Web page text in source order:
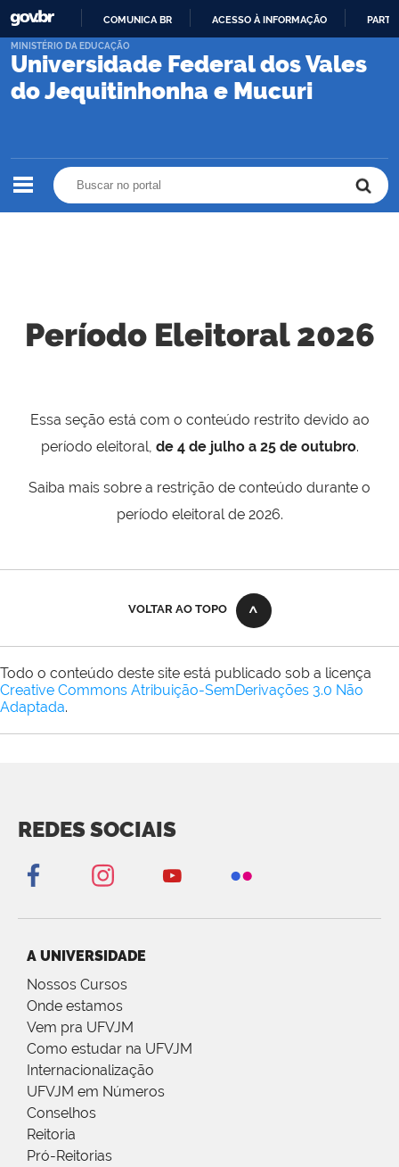
PARA
CONTEÚDO
COMUNICA BR ACESSO À INFORMAÇÃO
Universidade Federal dos Vales
do Jequitinhonha e Mucuri
MINISTÉRIO DA EDUCAÇÃO
Período Eleitoral 2026
Essa seção está com o conteúdo restrito devido ao
período eleitoral, de 4 de julho a 25 de outubro.
Saiba mais sobre a restrição de conteúdo durante o
período eleitoral de 2026.
VOLTAR AO TOPO
Todo o conteúdo deste site está publicado sob a licença
Creative Commons Atribuição-SemDerivações 3.0 Não
Adaptada.
REDES SOCIAIS
A UNIVERSIDADE
Nossos Cursos
Onde estamos
Vem pra UFVJM
Como estudar na UFVJM
Internacionalização
UFVJM em Números
Conselhos
Reitoria
Pró-Reitorias